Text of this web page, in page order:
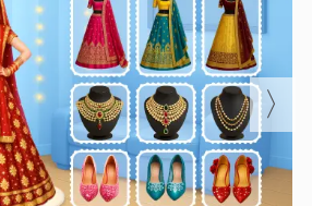
〈